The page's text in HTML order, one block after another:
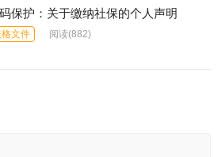
保护：关于缴纳社保的个人声明
文件 阅读(882)